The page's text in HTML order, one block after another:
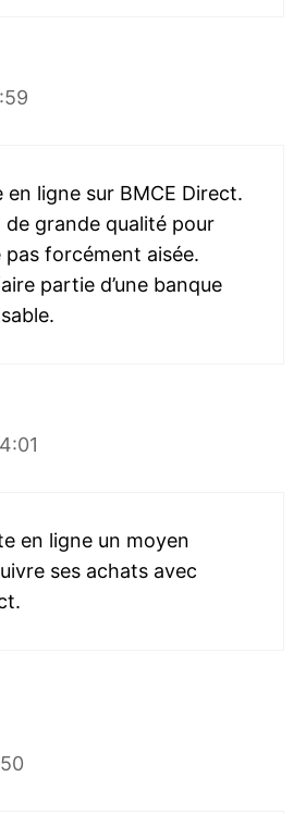
ligne sur BMCE Direct.
de grande qualité pour
pas forcément aisée.
partie d’une banque
en ligne un moyen
ses achats avec